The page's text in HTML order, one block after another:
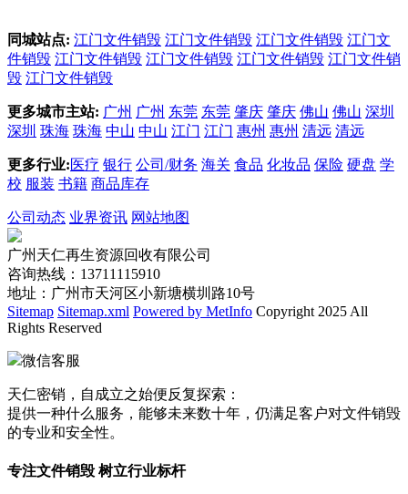
同城站点: 江门文件销毁 江门文件销毁 江门文件销毁 江门文
件销毁 江门文件销毁 江门文件销毁 江门文件销毁 江门文件销
毁 江门文件销毁
更多城市主站: 广州 广州 东莞 东莞 肇庆 肇庆 佛山 佛山 深圳
深圳 珠海 珠海 中山 中山 江门 江门 惠州 惠州 清远 清远
更多行业:医疗 银行 公司/财务 海关 食品 化妆品 保险 硬盘 学
校 服装 书籍 商品库存
公司动态 业界资讯 网站地图
广州天仁再生资源回收有限公司
咨询热线：13711115910
地址：广州市天河区小新塘横圳路10号
Sitemap Sitemap.xml Powered by MetInfo Copyright 2025 All
Rights Reserved
微信客服
天仁密销，自成立之始便反复探索：
提供一种什么服务，能够未来数十年，仍满足客户对文件销毁
的专业和安全性。
专注文件销毁 树立行业标杆